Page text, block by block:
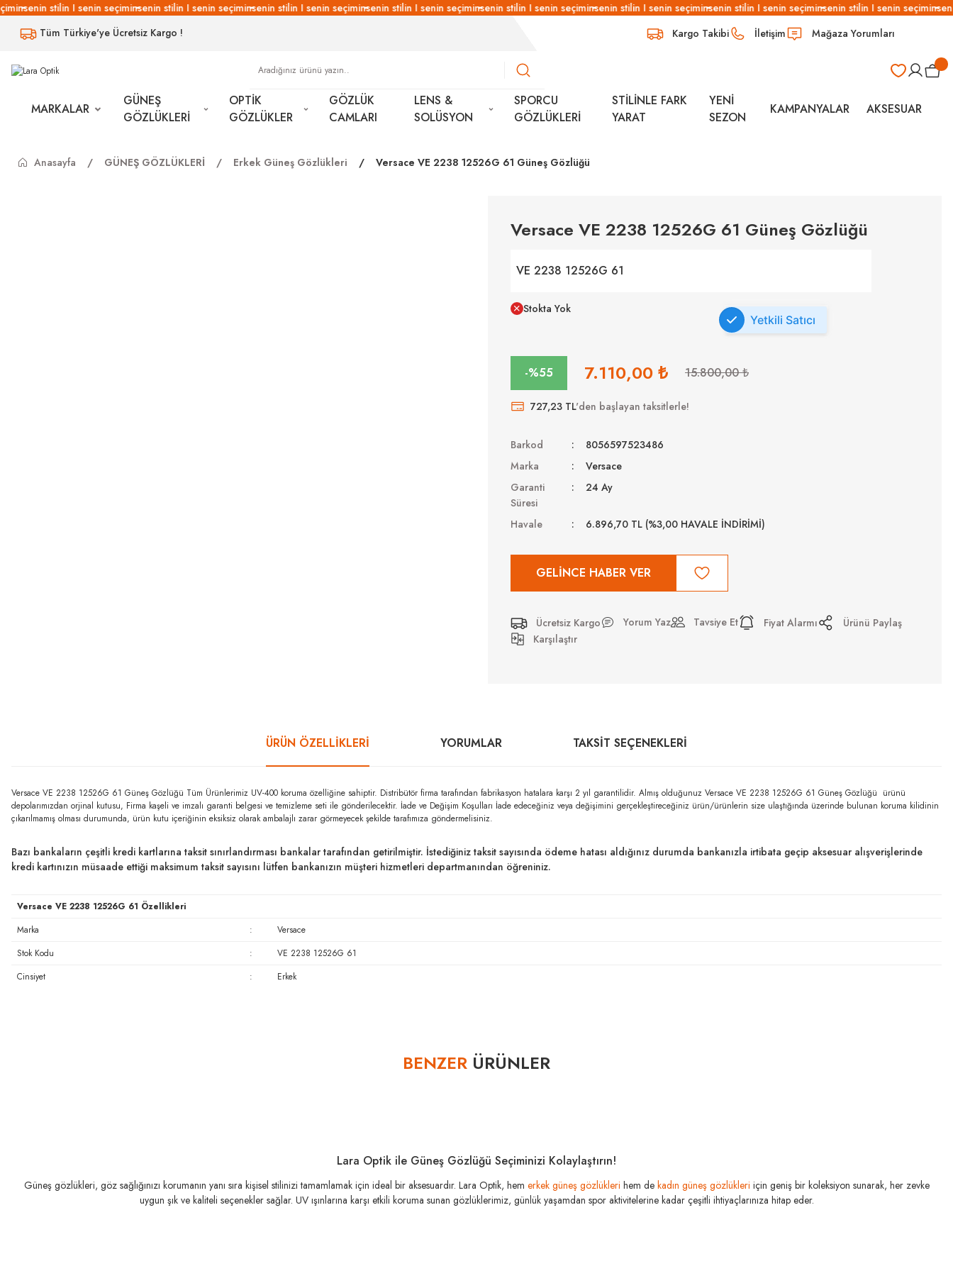
senin stilin I senin seçiminsenin stilin I senin seçiminsenin stilin I senin seçiminsenin stilin I senin seçiminsenin stilin I senin seçiminsenin stilin I senin seçiminsenin stilin I senin seçiminsenin stilin I senin seçimin
Tüm Türkiye'ye Ücretsiz Kargo !
Kargo Takibi İletişim Mağaza Yorumları
MARKALAR
GÜNEŞ
GÖZLÜKLERİ
OPTİK
GÖZLÜKLER
GÖZLÜK
CAMLARI
LENS &
SOLÜSYON
SPORCU
GÖZLÜKLERİ
STİLİNLE FARK
YARAT
YENİ
SEZON
KAMPANYALAR AKSESUAR
Anasayfa GÜNEŞ GÖZLÜKLERİ Erkek Güneş Gözlükleri Versace VE 2238 12526G 61 Güneş Gözlüğü
Versace VE 2238 12526G 61 Güneş Gözlüğü
VE 2238 12526G 61
Stokta Yok
Yetkili Satıcı
-%55 7.110,00 ₺ 15.800,00 ₺
727,23 TL'den başlayan taksitlerle!
Barkod
8056597523486
Marka
Versace
Garanti
Süresi
24 Ay
Havale 6.896,70 TL (%3,00 HAVALE İNDİRİMİ)
GELINCE HABER VER
Ücretsiz Kargo Yorum Yaz Tavsiye Et Fiyat Alarmı
Ürünü Paylaş
Karşılaştır
ÜRÜN ÖZELLİKLERİ YORUMLAR TAKSIT SEÇENEKLERI
Versace VE 2238 12526G 61 Güneş Gözlüğü Tüm Ürünlerimiz UV-400 koruma özelliğine sahiptir. Distribütör firma tarafından fabrikasyon hatalara karşı 2 yıl garantilidir. Almış olduğunuz Versace VE 2238 12526G 61 Güneş Gözlüğü ürünü
depolarımızdan orjinal kutusu, Firma kaşeli ve imzalı garanti belgesi ve temizleme seti ile gönderilecektir. İade ve Değişim Koşulları İade edeceğiniz veya değişimini gerçekleştireceğiniz ürün/ürünlerin size ulaştığında üzerinde bulunan koruma kilidinin
çıkarılmamış olması durumunda, ürün kutu içeriğinin eksiksiz olarak ambalajlı zarar görmeyecek şekilde tarafımıza göndermelisiniz.
Bazı bankaların çeşitli kredi kartlarına taksit sınırlandırması bankalar tarafından getirilmiştir. İstediğiniz taksit sayısında ödeme hatası aldığınız durumda bankanızla irtibata geçip aksesuar alışverişlerinde
kredi kartınızın müsaade ettiği maksimum taksit sayısını lütfen bankanızın müşteri hizmetleri departmanından öğreniniz.
Versace VE 2238 12526G 61 Özellikleri
Marka
:
Versace
Stok Kodu
:
VE 2238 12526G 61
Cinsiyet
: Erkek
BENZER ÜRÜNLER
Lara Optik ile Güneş Gözlüğü Seçiminizi Kolaylaştırın!
Güneş gözlükleri, göz sağlığınızı korumanın yanı sıra kişisel stilinizi tamamlamak için ideal bir aksesuardır. Lara Optik, hem erkek güneş gözlükleri hem de kadın güneş gözlükleri için geniş bir koleksiyon sunarak, her zevke
uygun şık ve kaliteli seçenekler sağlar. UV ışınlarına karşı etkili koruma sunan gözlüklerimiz, günlük yaşamdan spor aktivitelerine kadar çeşitli ihtiyaçlarınıza hitap eder.